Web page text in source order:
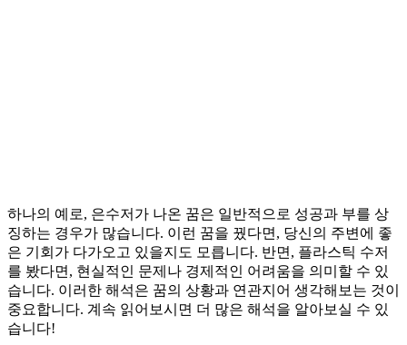
하나의 예로, 은수저가 나온 꿈은 일반적으로 성공과 부를 상
징하는 경우가 많습니다. 이런 꿈을 꿨다면, 당신의 주변에 좋
은 기회가 다가오고 있을지도 모릅니다. 반면, 플라스틱 수저
를 봤다면, 현실적인 문제나 경제적인 어려움을 의미할 수 있
습니다. 이러한 해석은 꿈의 상황과 연관지어 생각해보는 것이
중요합니다. 계속 읽어보시면 더 많은 해석을 알아보실 수 있
습니다!